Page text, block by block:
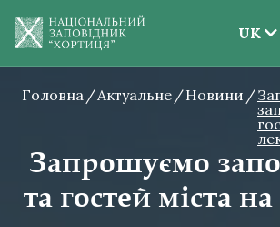
UK
EN
UK
Головна Актуальне Новини
Запрошуємо
та гостей міста